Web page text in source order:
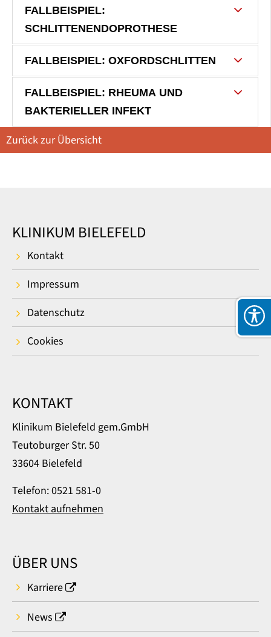
FALLBEISPIEL:
SCHLITTENENDOPROTHESE
FALLBEISPIEL: OXFORDSCHLITTEN
FALLBEISPIEL: RHEUMA UND
BAKTERIELLER INFEKT
Zurück zur Übersicht
KLINIKUM BIELEFELD
Kontakt
Impressum
Datenschutz
Cookies
KONTAKT
Klinikum Bielefeld gem.GmbH
Teutoburger Str. 50
33604 Bielefeld
Telefon: 0521 581-0
Kontakt aufnehmen
ÜBER UNS
Karriere
News